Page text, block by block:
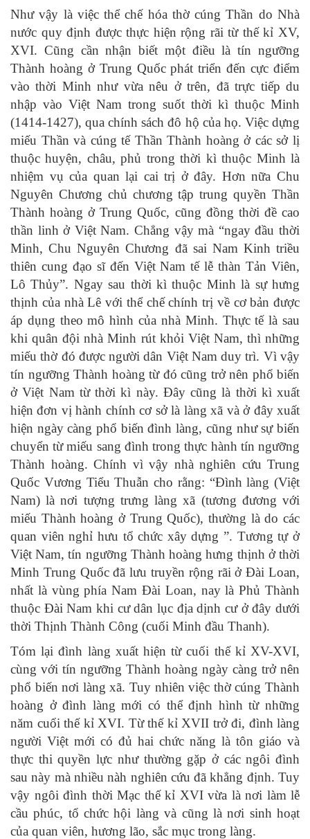
Như vậy là việc thể chế hóa thờ cúng Thần do Nhà
nước quy định được thực hiện rộng rãi từ thế kỉ XV,
XVI. Cũng cần nhận biết một điều là tín ngưỡng
Thành hoàng ở Trung Quốc phát triển đến cực điểm
vào thời Minh như vừa nêu ở trên, đã trực tiếp du
nhập vào Việt Nam trong suốt thời kì thuộc Minh
(1414-1427), qua chính sách đô hộ của họ. Việc dựng
miếu Thần và cúng tế Thần Thành hoàng ở các sở lị
thuộc huyện, châu, phủ trong thời kì thuộc Minh là
nhiệm vụ của quan lại cai trị ở đây. Hơn nữa Chu
Nguyên Chương chủ chương tập trung quyền Thần
Thành hoàng ở Trung Quốc, cũng đồng thời đề cao
thần linh ở Việt Nam. Chẳng vậy mà “ngay đầu thời
Minh, Chu Nguyên Chương đã sai Nam Kinh triều
thiên cung đạo sĩ đến Việt Nam tế lễ thàn Tản Viên,
Lô Thủy”. Ngay sau thời kì thuộc Minh là sự hưng
thịnh của nhà Lê với thể chế chính trị về cơ bản được
áp dụng theo mô hình của nhà Minh. Thực tế là sau
khi quân đội nhà Minh rút khỏi Việt Nam, thì những
miếu thờ đó được người dân Việt Nam duy trì. Vì vậy
tín ngưỡng Thành hoàng từ đó cũng trở nên phổ biến
ở Việt Nam từ thời kì này. Đây cũng là thời kì xuất
hiện đơn vị hành chính cơ sở là làng xã và ở đây xuất
hiện ngày càng phổ biến đình làng, cũng như sự biến
chuyển từ miếu sang đình trong thực hành tín ngưỡng
Thành hoàng. Chính vì vậy nhà nghiên cứu Trung
Quốc Vương Tiểu Thuẫn cho rằng: “Đình làng (Việt
Nam) là nơi tượng trưng làng xã (tương đương với
miếu Thành hoàng ở Trung Quốc), thường là do các
quan viên nghỉ hưu tổ chức xây dựng ”. Tương tự ở
Việt Nam, tín ngưỡng Thành hoàng hưng thịnh ở thời
Minh Trung Quốc đã lưu truyền rộng rãi ở Đài Loan,
nhất là vùng phía Nam Đài Loan, nay là Phủ Thành
thuộc Đài Nam khi cư dân lục địa dịnh cư ở đây dưới
thời Thịnh Thành Công (cuối Minh đầu Thanh).
Tóm lại đình làng xuất hiện từ cuối thế kỉ XV-XVI,
cùng với tín ngưỡng Thành hoàng ngày càng trở nên
phổ biến nơi làng xã. Tuy nhiên việc thờ cúng Thành
hoàng ở đình làng mới có thể định hình từ những
năm cuối thế kỉ XVI. Từ thế kỉ XVII trở đi, đình làng
người Việt mới có đủ hai chức năng là tôn giáo và
thực thi quyền lực như thường gặp ở các ngôi đình
sau này mà nhiều nàh nghiên cứu đã khẳng định. Tuy
vậy ngôi đình thời Mạc thế kỉ XVI vừa là nơi làm lễ
cầu phúc, tổ chức hội làng và cũng là nơi sinh hoạt
của quan viên, hương lão, sắc mục trong làng.